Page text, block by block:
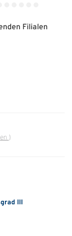
Filialen
)
III